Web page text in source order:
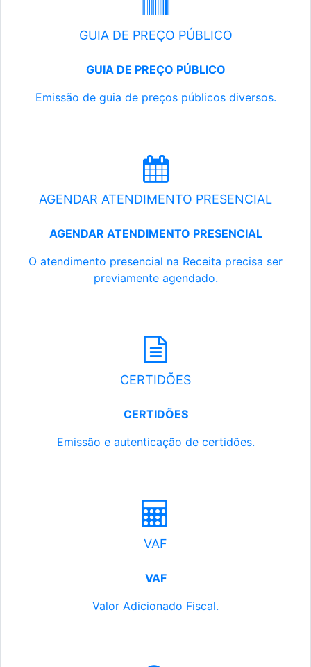
GUIA DE PREÇO PÚBLICO
GUIA DE PREÇO PÚBLICO
Emissão de guia de preços públicos diversos.
AGENDAR ATENDIMENTO PRESENCIAL
AGENDAR ATENDIMENTO PRESENCIAL
O atendimento presencial na Receita precisa ser
previamente agendado.
CERTIDÕES
CERTIDÕES
Emissão e autenticação de certidões.
VAF
VAF
Valor Adicionado Fiscal.